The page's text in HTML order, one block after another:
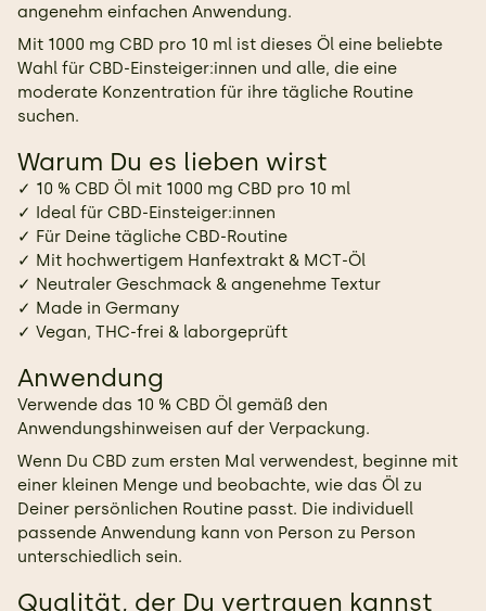
angenehm einfachen Anwendung.
Mit 1000 mg CBD pro 10 ml ist dieses Öl eine beliebte
Wahl für CBD-Einsteiger:innen und alle, die eine
moderate Konzentration für ihre tägliche Routine
suchen.
Warum Du es lieben wirst
✓ 10 % CBD Öl mit 1000 mg CBD pro 10 ml
✓ Ideal für CBD-Einsteiger:innen
✓ Für Deine tägliche CBD-Routine
✓ Mit hochwertigem Hanfextrakt & MCT-Öl
✓ Neutraler Geschmack & angenehme Textur
✓ Made in Germany
✓ Vegan, THC-frei & laborgeprüft
Anwendung
Verwende das 10 % CBD Öl gemäß den
Anwendungshinweisen auf der Verpackung.
Wenn Du CBD zum ersten Mal verwendest, beginne mit
einer kleinen Menge und beobachte, wie das Öl zu
Deiner persönlichen Routine passt. Die individuell
passende Anwendung kann von Person zu Person
unterschiedlich sein.
Qualität, der Du vertrauen kannst